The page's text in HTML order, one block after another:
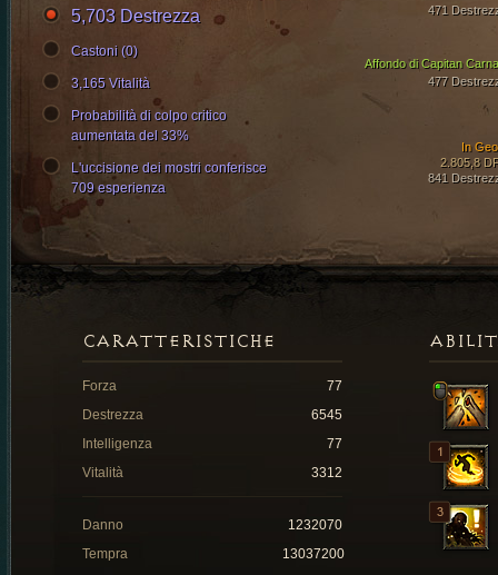
Affondo di Capitan
477
In
2.805,8
841
471
5,703 Destrezza
Castoni (0)
3,165 Vitalità
Probabilità di colpo critico
aumentata del 33%
L'uccisione dei mostri conferisce
709 esperienza
CARATTERISTICHE
Forza
77
Destrezza
6545
Intelligenza
77
Vitalità
3312
Danno
1232070
Tempra
13037200